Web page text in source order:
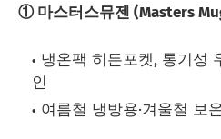
① 마스터스뮤젠 (Masters
냉온팩 히든포켓, 통기성
인
여름철 냉방용·겨울철 보